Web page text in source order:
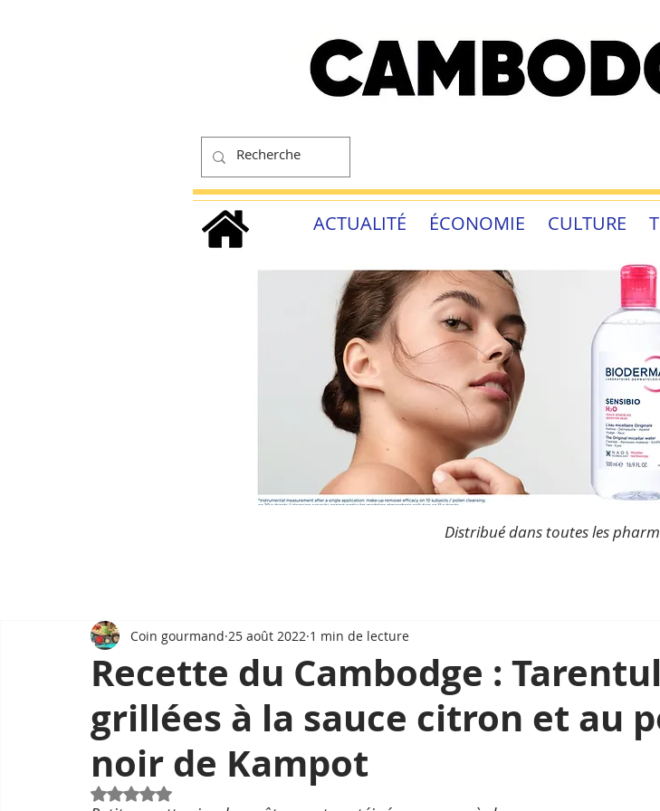
ACTUALITÉ ÉCONOMIE CULTURE
Distribué dans toutes les
Recette du Cambodge :
grillées à la sauce citron et au
noir de Kampot
Coin gourmand 25 août 2022 1 min de lecture
Noté NaN étoiles sur 5.